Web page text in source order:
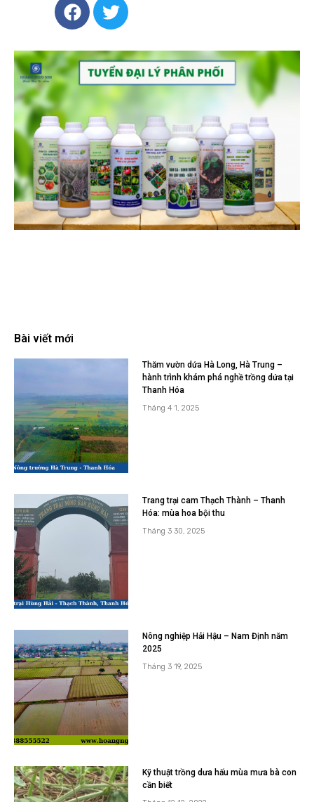
Thăm vườn dứa Hà Long, Hà Trung –
hành trình khám phá nghề trồng dứa tại
Trang trại cam Thạch Thành – Thanh
Hóa: mùa hoa bội thu
Nông nghiệp Hải Hậu – Nam Định năm
2025